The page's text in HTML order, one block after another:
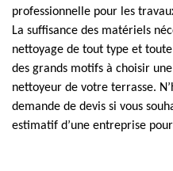
professionnelle pour les
La suffisance des matériels
nettoyage de tout type et
des grands motifs à choisir
nettoyeur de votre terrasse.
demande de devis si vous
estimatif d’une entreprise